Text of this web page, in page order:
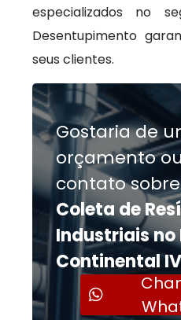
especializados no
Desentupimento
seus clientes.
Gostaria de
orçamento
contato
Coleta de
Industriais no
Continental